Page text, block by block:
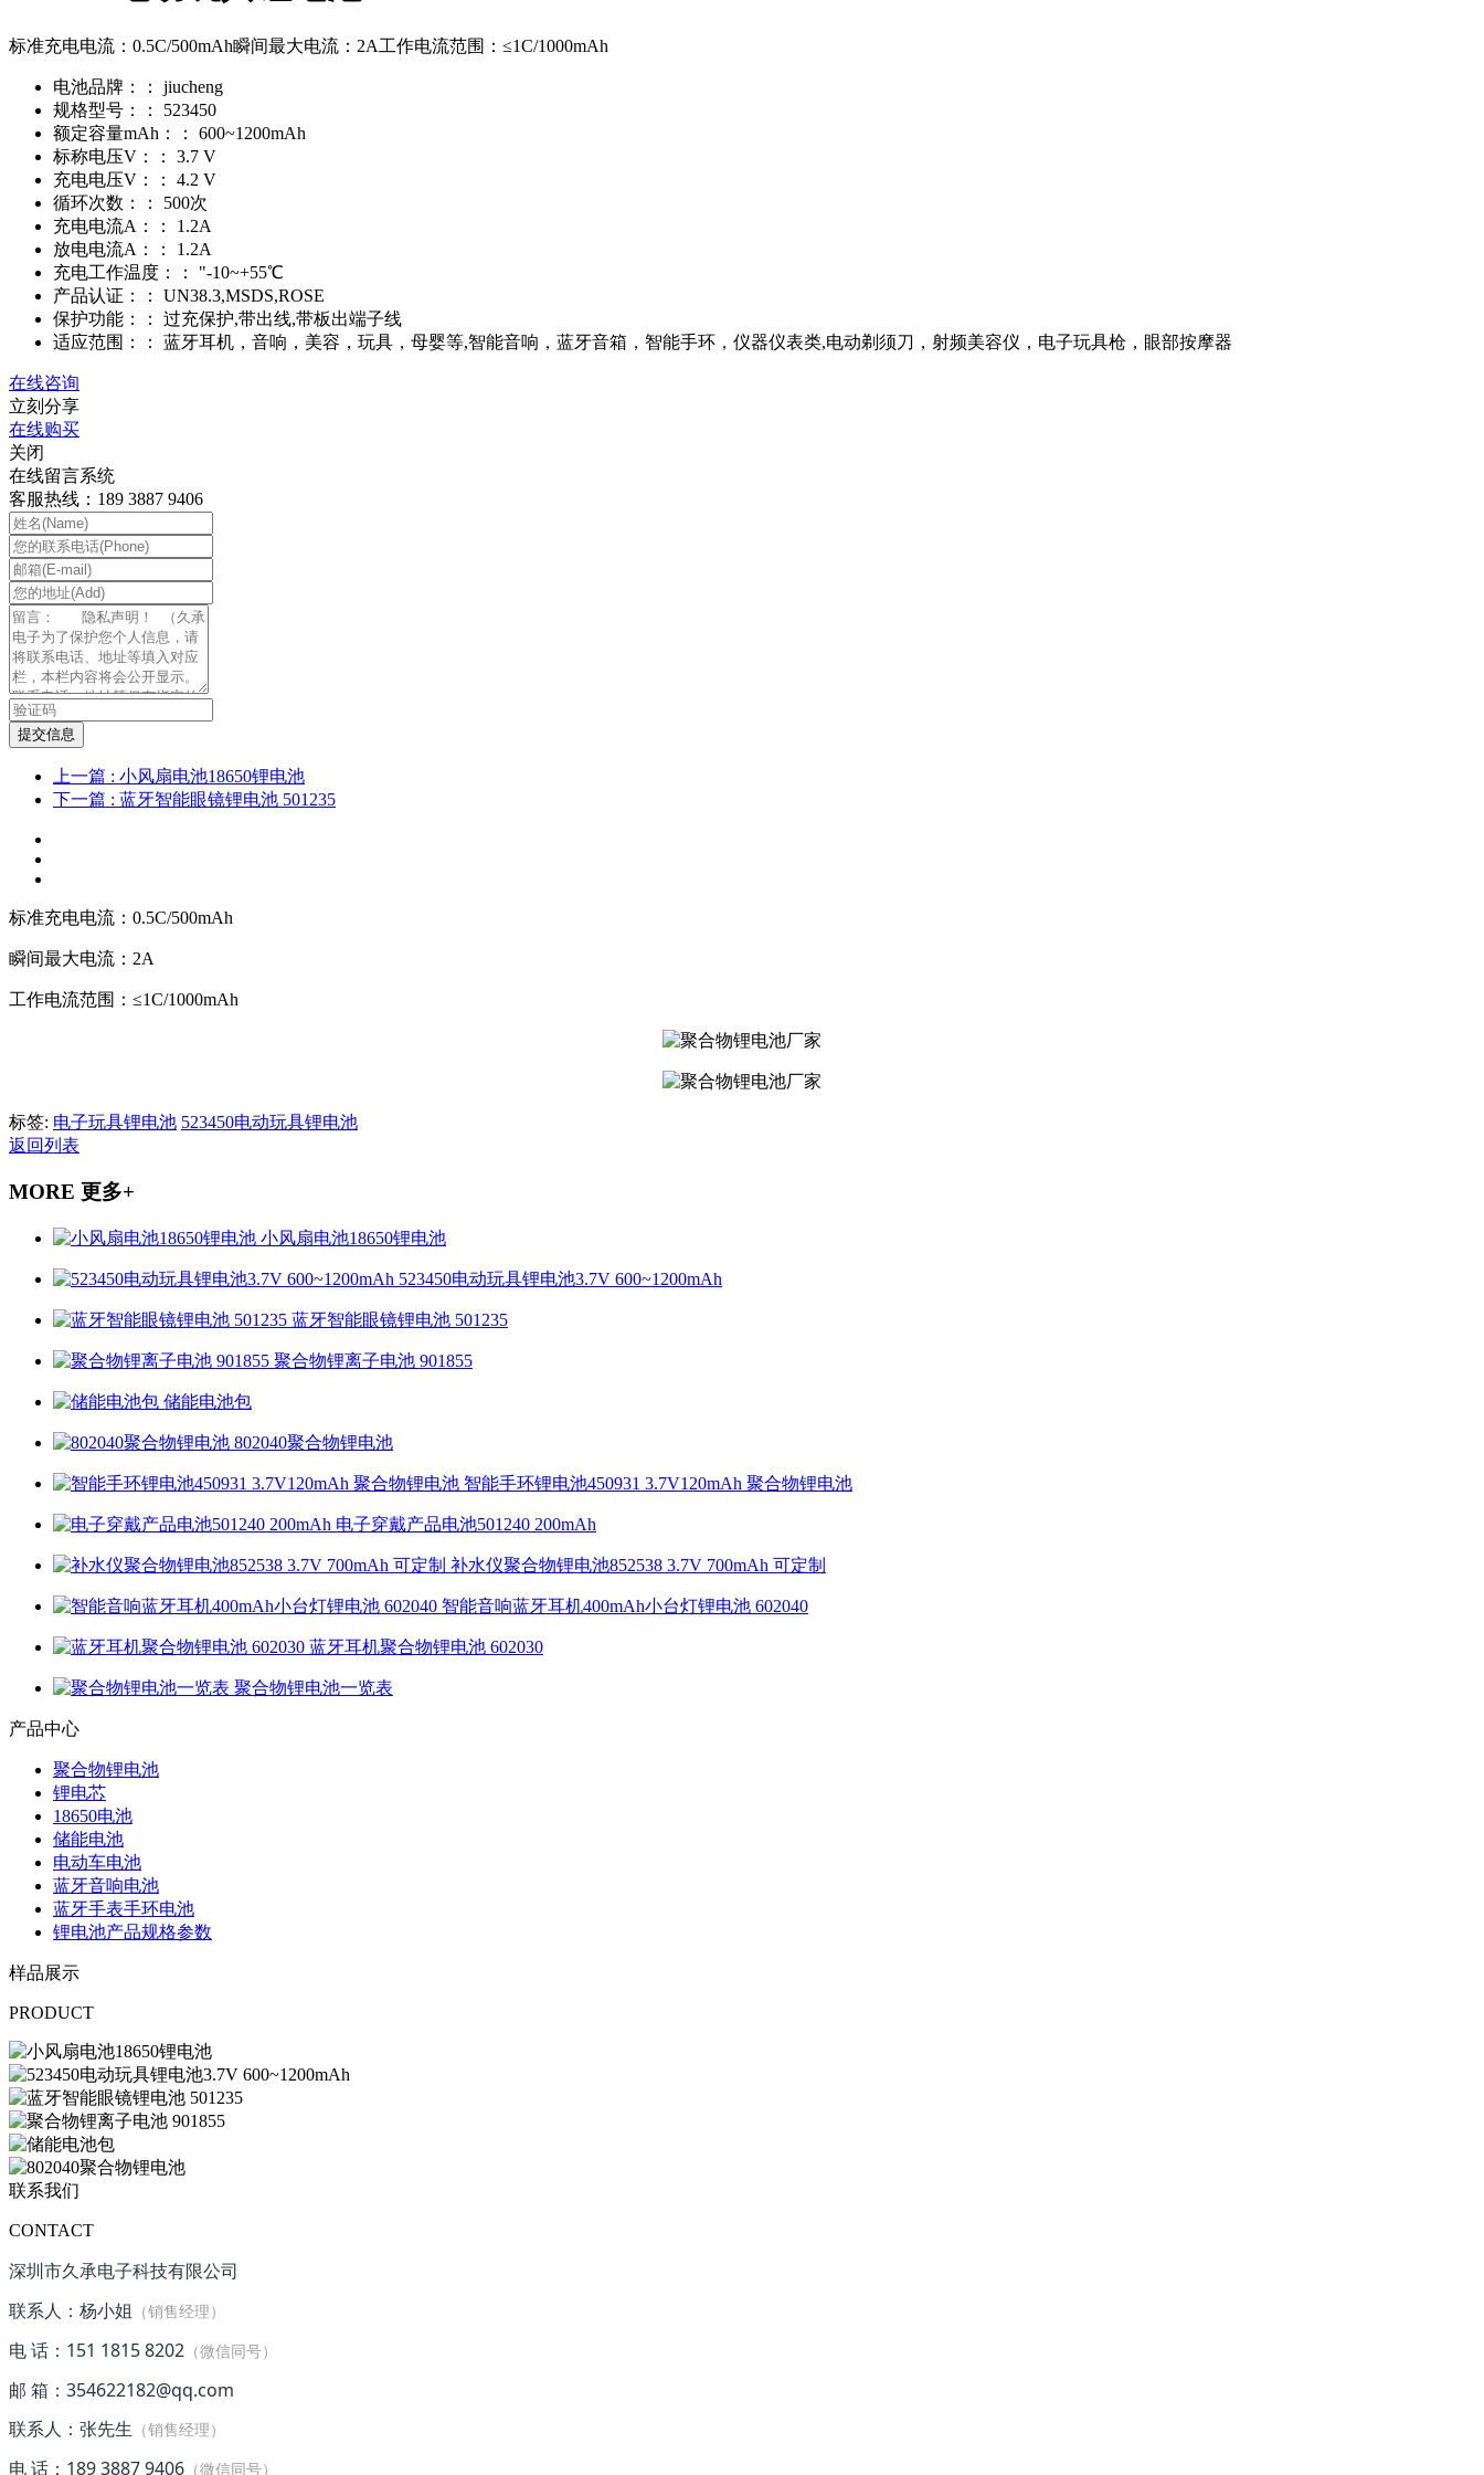
标准充电电流：0.5C/500mAh瞬间最大电流：2A工作电流范围：≤1C/1000mAh
电池品牌：：
jiucheng
规格型号：：
523450
额定容量mAh：：
600~1200mAh
标称电压V：：
3.7 V
充电电压V：：
4.2 V
循环次数：：
500次
充电电流A：：
1.2A
放电电流A：：
1.2A
充电工作温度：：
"-10~+55℃
产品认证：：
UN38.3,MSDS,ROSE
保护功能：：
过充保护,带出线,带板出端子线
适应范围：：
蓝牙耳机，音响，美容，玩具，母婴等,智能音响，蓝牙音箱，智能手环，仪器仪表类,电动剃须刀，射频美容仪，电子玩具枪，眼部按摩器
在线咨询
立刻分享
在线购买
关闭
在线留言系统
客服热线：189 3887 9406
提交信息
上一篇 : 小风扇电池18650锂电池
下一篇 : 蓝牙智能眼镜锂电池 501235
标准充电电流：0.5C/500mAh
瞬间最大电流：2A
工作电流范围：≤1C/1000mAh
标签: 电子玩具锂电池 523450电动玩具锂电池
返回列表
MORE 更多+
小风扇电池18650锂电池
523450电动玩具锂电池3.7V 600~1200mAh​
蓝牙智能眼镜锂电池 501235
聚合物锂离子电池 901855
储能电池包
802040聚合物锂电池
智能手环锂电池450931 3.7V120mAh 聚合物锂电池
电子穿戴产品电池501240 200mAh
补水仪聚合物锂电池852538 3.7V 700mAh 可定制
智能音响蓝牙耳机400mAh小台灯锂电池 602040
蓝牙耳机聚合物锂电池 602030
聚合物锂电池一览表
产品中心
聚合物锂电池
锂电芯
18650电池
储能电池
电动车电池
蓝牙音响电池
蓝牙手表手环电池
锂电池产品规格参数
样品展示
PRODUCT
联系我们
CONTACT
深圳市久承电子科技有限公司
联系人：杨小姐 （销售经理）
电 话：151 1815 8202 （微信同号）
邮 箱：354622182@qq.com
联系人：张先生 （销售经理）
电 话：189 3887 9406 （微信同号）